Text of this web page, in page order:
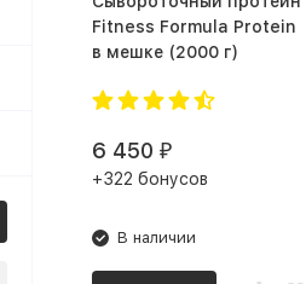
Fitness Formula Protein
в мешке (2000 г)
6 450 ₽
+322 бонусов
В наличии